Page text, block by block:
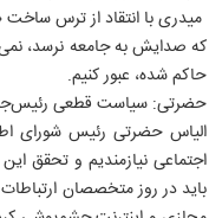
میدری با انتقاد از ترس
که صدایش به جامعه نرسد،
حاکم شده، عبور کنیم.
حضرتی: سیاست قطعی
الیاس حضرتی رئیس شورای
اجتماعی نیازمندیم و تحقق
باید در روز متخصصان